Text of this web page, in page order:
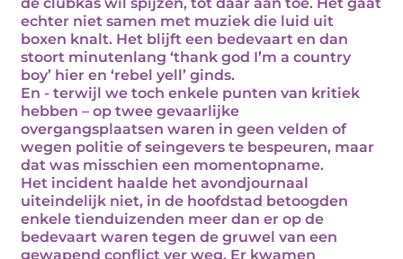
echter niet samen met muziek die luid uit
boxen knalt. Het blijft een bedevaart en dan
stoort minutenlang ‘thank god I’m a country
boy’ hier en ‘rebel yell’ ginds.
En - terwijl we toch enkele punten van kritiek
hebben – op twee gevaarlijke
overgangsplaatsen waren in geen velden of
wegen politie of seingevers te bespeuren, maar
dat was misschien een momentopname.
Het incident haalde het avondjournaal
uiteindelijk niet, in de hoofdstad betoogden
enkele tienduizenden meer dan er op de
bedevaart waren tegen de gruwel van een
gewapend conflict ver weg. Er kwamen